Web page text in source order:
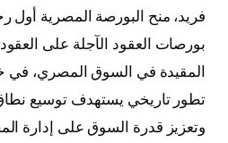
فريد، منح البورصة المصرية أول
بورصات العقود الآجلة على
المقيدة في السوق المصري، في
تطور تاريخي يستهدف توسيع نطاق
وتعزيز قدرة السوق على إدارة